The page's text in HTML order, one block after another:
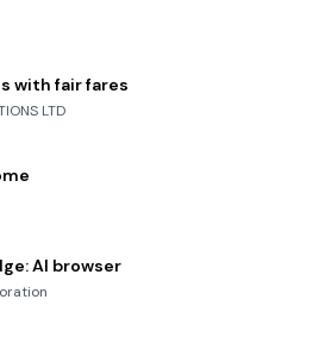
with fair fares
LTD
AI browser